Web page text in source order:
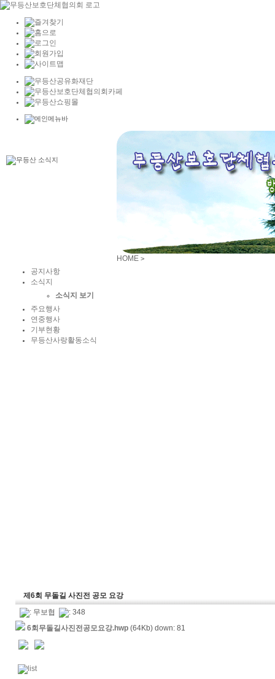
공지사항
소식지
소식지 보기
주요행사
연중행사
기부현황
무등산사랑활동소식
HOME >
제6회 무돌길 사진전 공모 요강
: 무보협
: 348
6회무돌길사진전공모요강.hwp(64Kb) down: 81